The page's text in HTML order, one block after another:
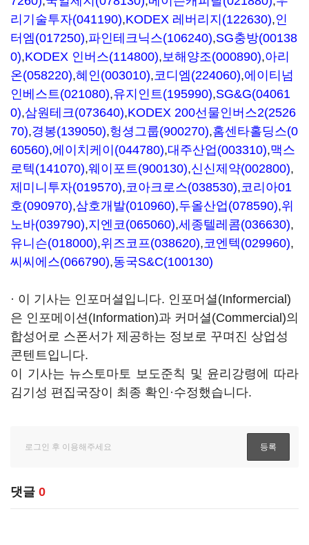
리기술투자(041190),KODEX 레버리지(122630),인
터엠(017250),파인테크닉스(106240),SG충방(00138
0),KODEX 인버스(114800), 보해양조(000890),아리
온(058220),혜인(003010), 코디엠(224060),에이티넘
인베스트(021080),유지인트(195990),SG&G(04061
0),삼원테크(073640),KODEX 200선물인버스2(2526
70),경봉(139050),헝셩그룹(900270),홈센타홀딩스(0
60560),에이치케이(044780),대주산업(003310),맥스
로텍(141070),웨이포트(900130),신신제약(002800),
제미니투자(019570), 코아크로스(038530), 코리아01
호(090970),삼호개발(010960),두올산업(078590),위
노바(039790),지엔코(065060),세종텔레콤(036630),
유니슨(018000),위즈코프(038620), 코엔텍(029960),
씨씨에스(066790),동국S&C(100130)
· 이 기사는 인포머셜입니다. 인포머셜(Informercial)
은 인포메이션(Information)과 커머셜(Commercial)의
합성어로 스폰서가 제공하는 정보로 꾸며진 상업성
콘텐트입니다.
이 기사는 뉴스토마토 보도준칙 및 윤리강령에 따라
김기성 편집국장이 최종 확인·수정했습니다.
댓글 0